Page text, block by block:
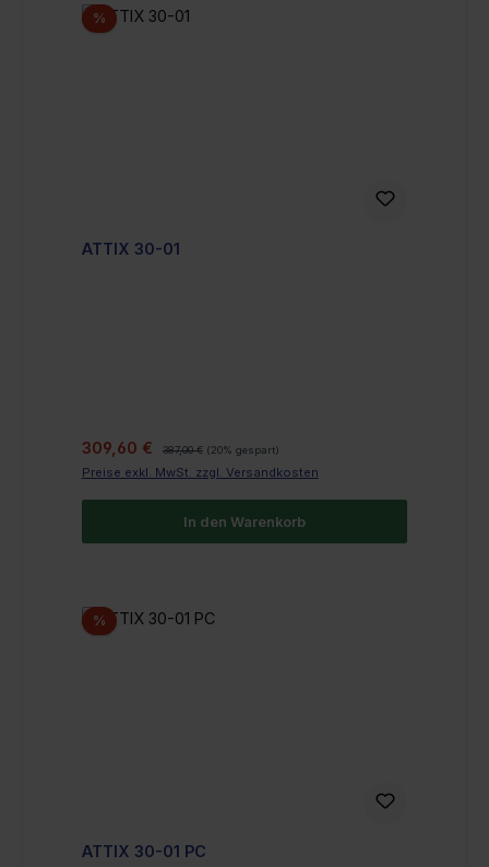
%Rabatt
ATTIX 30-01
Verkaufspreis:
309,60 € Regulärer Preis:
387,00 € (20% gespart)
Preise exkl. MwSt. zzgl. Versandkosten
In den Warenkorb
%Rabatt
ATTIX 30-01 PC